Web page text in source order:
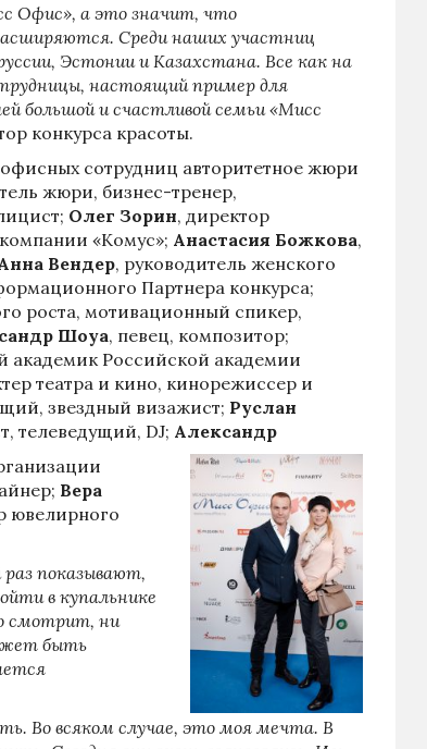
Офис», а это значит, что
Среди наших участниц
Эстонии и Казахстана. Все как на
настоящий пример для
большой и счастливой семьи «Мисс
конкурса красоты.
сотрудниц авторитетное жюри
жюри, бизнес-тренер,
Олег Зорин, директор
«Комус»; Анастасия Божкова,
Вендер, руководитель женского
Партнера конкурса;
роста, мотивационный спикер,
Шоуа, певец, композитор;
академик Российской академии
театра и кино, кинорежиссер и
звездный визажист; Руслан
телеведущий, DJ; Александр
Вера
ювелирного
раз показывают,
в купальнике
смотрит, ни
быть
Во всяком случае, это моя мечта. В